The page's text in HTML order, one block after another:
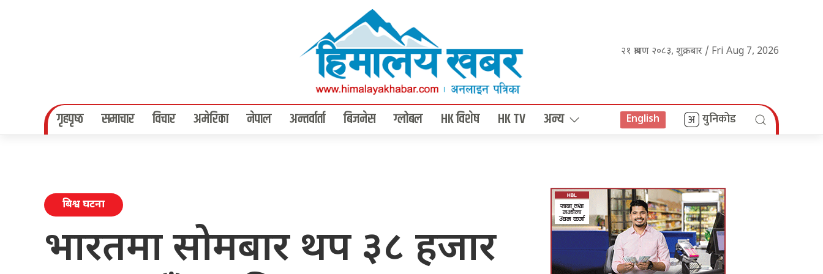
२१ श्रावण २०८३, शुक्रबार / Fri Aug 7, 2026
गृहपृष्‍ठ समाचार विचार अमेरिका नेपाल अन्तर्वार्ता बिजनेस ग्लोबल HK विशेष HK TV अन्य English युनिकोड
बिश्व घटना
भारतमा सोमबार थप ३८ हजार